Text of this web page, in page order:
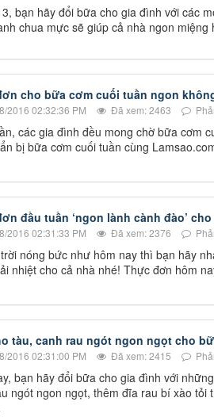
bạn hãy đổi bữa cho gia đình với các
chua mực sẽ giúp cả nhà ngon miệng
cho bữa cơm cuối tuần ngon
2016 02:32:36 PM Đã xem: 2463
các gia đình đều mong chờ bữa cơm
bị bữa cơm cuối tuần cùng
đầu tuần ‘ngon lành cành đào’
2016 02:31:33 PM Đã xem: 2376
nóng bức như hôm nay thì bạn hãy
nhiệt cho cả nhà nhé! Thực đơn hôm
tàu, canh rau ngót ngon ngọt cho
2016 02:31:00 PM Đã xem: 2415
bạn hãy đổi bữa cho gia đình với
ngót ngon ngọt, thêm đĩa rau bí xào